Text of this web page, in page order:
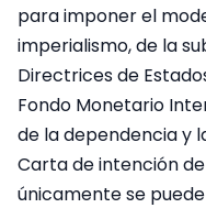
para imponer el
imperialismo, de la
Directrices de
Fondo Monetario
de la dependencia y
Carta de intención
únicamente se